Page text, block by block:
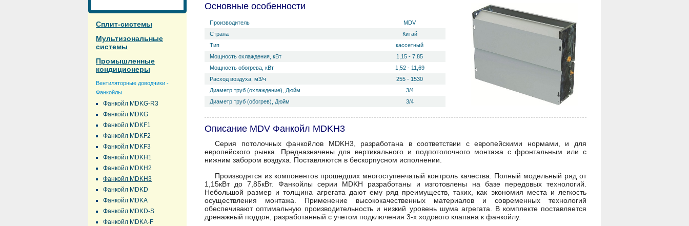
Сплит-системы
Мультизональные
системы
Промышленные
кондиционеры
Вентиляторные доводчики -
Фанкойлы
Фанкойл MDKG-R3
Фанкойл MDKG
Фанкойл MDKF1
Фанкойл MDKF2
Фанкойл MDKF3
Фанкойл MDKH1
Фанкойл MDKH2
Фанкойл MDKH3
Фанкойл MDKD
Фанкойл MDKA
Фанкойл MDKD-S
Фанкойл MDKA-F
Основные особенности
Производитель
MDV
Страна
Китай
Тип
кассетный
Мощность охлаждения, кВт
1,15 - 7,85
Мощность обогрева, кВт
1,52 - 11,69
Расход воздуха, м3/ч
255 - 1530
Диаметр труб (охлаждение), Дюйм
3/4
Диаметр труб (обогрев), Дюйм
3/4
Описание MDV Фанкойл MDKH3
Серия потолочных фанкойлов MDKH3, разработана в соответствии с европейскими нормами, и для
европейского рынка. Предназначены для вертикального и подпотолочного монтажа с фронтальным или с
нижним забором воздуха. Поставляются в бескорпусном исполнении.
Производятся из компонентов прошедших многоступенчатый контроль качества. Полный модельный ряд от
1,15кВт до 7,85кВт. Фанкойлы серии MDKH разработаны и изготовлены на базе передовых технологий.
Небольшой размер и толщина агрегата дают ему ряд преимуществ, таких, как экономия места и легкость
осуществления монтажа. Применение высококачественных материалов и современных технологий
обеспечивают оптимальную производительность и низкий уровень шума агрегата. В комплекте поставляется
дренажный поддон, разработанный с учетом подключения 3-х ходового клапана к фанкойлу.